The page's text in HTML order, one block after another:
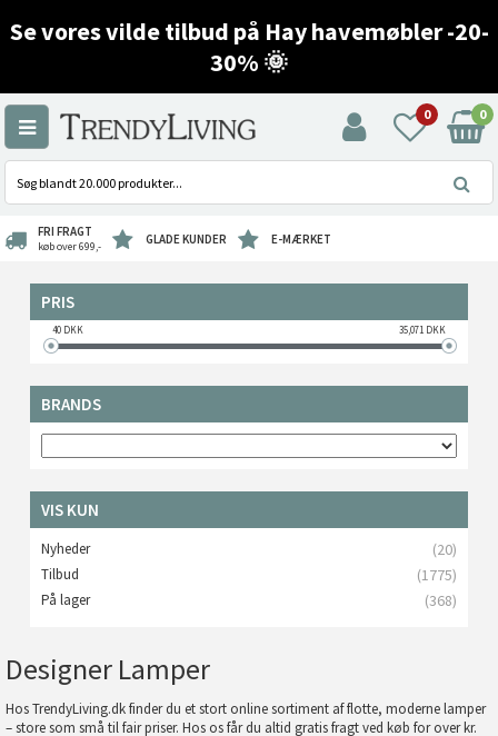
Se vores vilde tilbud på Hay havemøbler -20-
30% 🌞
0 0
FRI FRAGT
køb over 699,- GLADE KUNDER E-MÆRKET
PRIS
40DKK 35,071 DKK
BRANDS
VIS KUN
Nyheder (20)
Tilbud (1775)
På lager (368)
Designer Lamper
Hos TrendyLiving.dk finder du et stort online sortiment af flotte, moderne lamper
– store som små til fair priser. Hos os får du altid gratis fragt ved køb for over kr.